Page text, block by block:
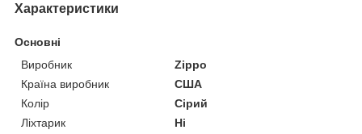
Характеристики
Основні
Виробник
Zippo
Країна виробник
США
Колір
Сірий
Ліхтарик
Ні